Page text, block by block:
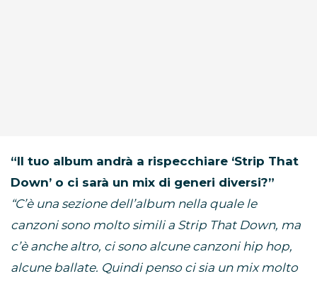
“Il tuo album andrà a rispecchiare ‘Strip That
Down’ o ci sarà un mix di generi diversi?”
“C’è una sezione dell’album nella quale le
canzoni sono molto simili a Strip That Down, ma
c’è anche altro, ci sono alcune canzoni hip hop,
alcune ballate. Quindi penso ci sia un mix molto